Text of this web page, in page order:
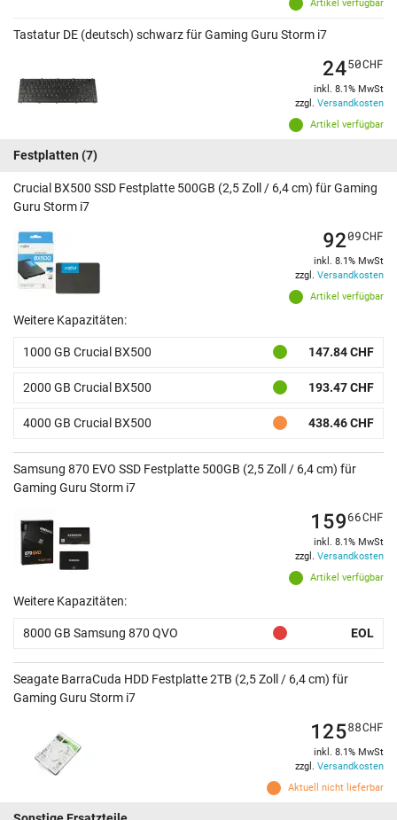
Artikel verfügbar
Tastatur DE (deutsch) schwarz für Gaming Guru Storm i7
Artikel verfügbar
2450CHF
inkl. 8.1% MwSt
zzgl. Versandkosten
Festplatten (7)
Crucial BX500 SSD Festplatte 500GB (2,5 Zoll / 6,4 cm) für Gaming
Guru Storm i7
Artikel verfügbar
9209CHF
inkl. 8.1% MwSt
zzgl. Versandkosten
Weitere Kapazitäten:
1000 GB Crucial BX500 147.84 CHF
2000 GB Crucial BX500 193.47 CHF
4000 GB Crucial BX500 438.46 CHF
Samsung 870 EVO SSD Festplatte 500GB (2,5 Zoll / 6,4 cm) für
Gaming Guru Storm i7
Artikel verfügbar
15966CHF
inkl. 8.1% MwSt
zzgl. Versandkosten
Weitere Kapazitäten:
8000 GB Samsung 870 QVO EOL
Seagate BarraCuda HDD Festplatte 2TB (2,5 Zoll / 6,4 cm) für
Gaming Guru Storm i7
Aktuell nicht lieferbar
12588CHF
inkl. 8.1% MwSt
zzgl. Versandkosten